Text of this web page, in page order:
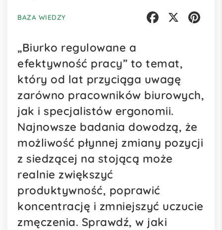
BAZA WIEDZY
„Biurko regulowane a
efektywność pracy” to temat,
który od lat przyciąga uwagę
zarówno pracowników biurowych,
jak i specjalistów ergonomii.
Najnowsze badania dowodzą, że
możliwość płynnej zmiany pozycji
z siedzącej na stojącą może
realnie zwiększyć
produktywność, poprawić
koncentrację i zmniejszyć uczucie
zmęczenia. Sprawdź, w jaki